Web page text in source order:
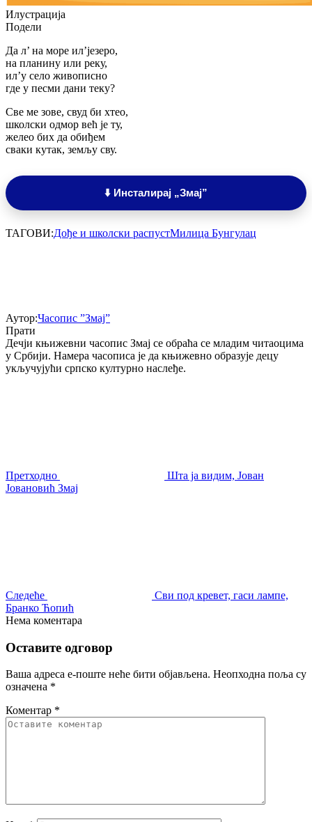
Илустрација
Подели
Да л’ на море ил’језеро,
на планину или реку,
ил’у село живописно
где у песми дани теку?
Све ме зове, свуд би хтео,
школски одмор већ је ту,
желео бих да обиђем
сваки кутак, земљу сву.
⬇️ Инсталирај „Змај”
ТАГОВИ:Дође и школски распустМилица Бунгулац
Аутор:Часопис ”Змај”
Прати
Дечји књижевни часопис Змај се обраћа се младим читаоцима
у Србији. Намера часописа је да књижевно образује децу
укључујући српско културно наслеђе.
Претходно
Шта ја видим, Јован
Јовановић Змај
Следеће
Сви под кревет, гаси лампе,
Бранко Ћопић
Нема коментара
Оставите одговор
Ваша адреса е-поште неће бити објављена. Неопходна поља су
означена *
Коментар *